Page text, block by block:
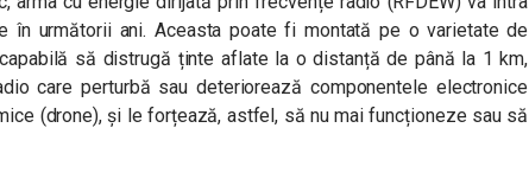
în următorii ani. Aceasta poate fi montată pe o varietate de
să distrugă ținte aflate la o distanță de până la 1 km,
care perturbă sau deteriorează componentele electronice
(drone), și le forțează, astfel, să nu mai funcționeze sau să